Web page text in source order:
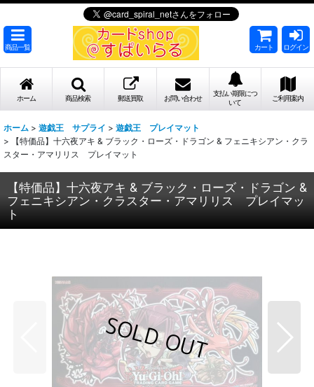
商品一覧 カート ログイン
ホーム 商品検索 郵送買取 お問い合わせ
支払い期限につ
いて
ご利用案内
ホーム > 遊戯王 サプライ > 遊戯王 プレイマット
>
【特価品】十六夜アキ & ブラック・ローズ・ドラゴン & フェニキシアン・クラ
スター・アマリリス プレイマット
【特価品】十六夜アキ & ブラック・ローズ・ドラゴン &
フェニキシアン・クラスター・アマリリス プレイマッ
ト